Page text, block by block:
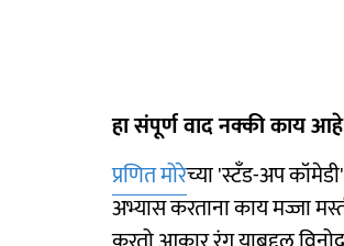
हा संपूर्ण वाद नक्की काय
प्रणित मोरेच्या 'स्टँड-अप
अभ्यास करताना काय मज्जा